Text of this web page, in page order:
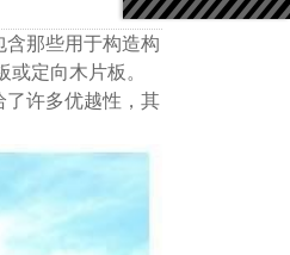
那些用于构造构
定向木片板。
了许多优越性，其